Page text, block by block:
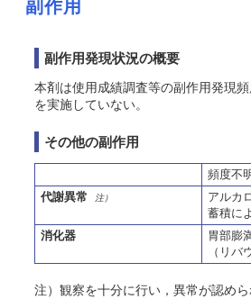
副作用
副作用発現状況の概要
本剤は使用成績調査等の副作用発現
を実施していない。
その他の副作用
頻度不
代謝異常
注）
アルカ
蓄積に
消化器
胃部膨
（リバ
注）観察を十分に行い，異常が認め